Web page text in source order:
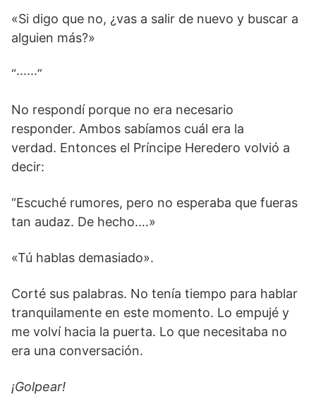
«Si digo que no, ¿vas a salir de nuevo y buscar a
alguien más?»
“······”
No respondí porque no era necesario
responder. Ambos sabíamos cuál era la
verdad. Entonces el Príncipe Heredero volvió a
decir:
“Escuché rumores, pero no esperaba que fueras
tan audaz. De hecho….»
«Tú hablas demasiado».
Corté sus palabras. No tenía tiempo para hablar
tranquilamente en este momento. Lo empujé y
me volví hacia la puerta. Lo que necesitaba no
era una conversación.
¡Golpear!